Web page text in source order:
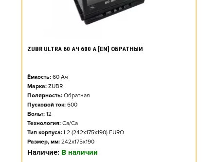
ZUBR ULTRA 60 АЧ 600 А [EN] ОБРАТНЫЙ
Ёмкость: 60 Ач
Марка: ZUBR
Полярность: Обратная
Пусковой ток: 600
Вольт: 12
Технология: Ca/Ca
Тип корпуса: L2 (242x175x190) EURO
Размер, мм: 242x175x190
Наличие: В наличии